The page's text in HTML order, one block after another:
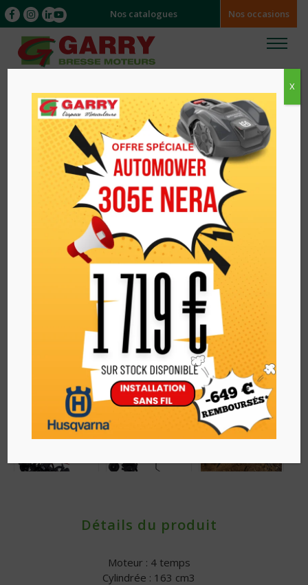
Nos catalogues Nos occasions
// MOTOBINEUSE FG320 HONDA
Détails du produit
Moteur : 4 temps
Cylindrée : 163 cm3
X